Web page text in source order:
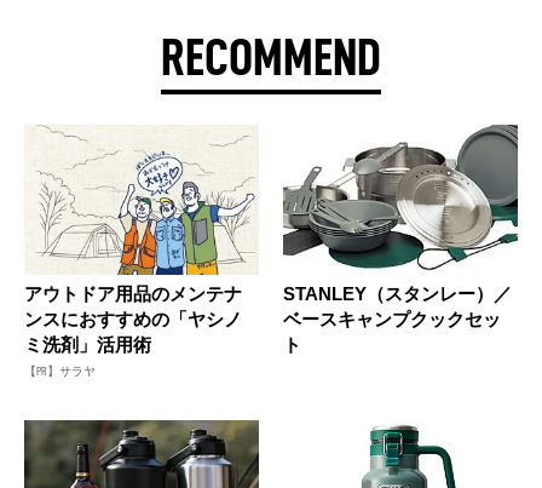
RECOMMEND
アウトドア用品のメンテナ
ンスにおすすめの「ヤシノ
ミ洗剤」活用術
【PR】サラヤ
STANLEY（スタンレー）／
ベースキャンプクックセッ
ト